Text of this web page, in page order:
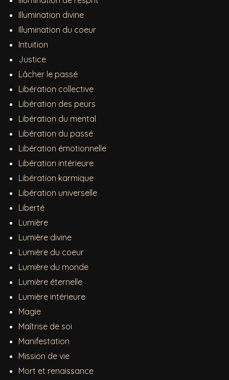
Illumination divine
Illumination du coeur
Intuition
Justice
Lâcher le passé
Libération collective
Libération des peurs
Libération du mental
Libération du passé
Libération émotionnelle
Libération intérieure
Libération karmique
Libération universelle
Liberté
Lumière
Lumière divine
Lumière du coeur
Lumière du monde
Lumière éternelle
Lumière intérieure
Magie
Maîtrise de soi
Manifestation
Mission de vie
Mort et renaissance